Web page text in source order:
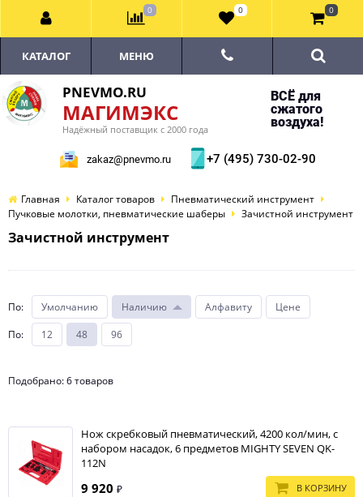
PNEVMO.RU
МАГИМЭКС
Надёжный поставщик с 2000 года
ВСЁ для
сжатого
воздуха!
zakaz@pnevmo.ru +7 (495) 730-02-90
КАТАЛОГ МЕНЮ
Главная Каталог товаров
Пневматический инструмент
Пучковые молотки, пневматические шаберы
Зачистной инструмент
Зачистной инструмент
По: Умолчанию Наличию Алфавиту
Цене
По: 12 48 96
Подобрано: 6 товаров
Нож скребковый пневматический, 4200 кол/мин, с
набором насадок, 6 предметов MIGHTY SEVEN QK-
112N
9 920 ₽ В КОРЗИНУ
0 0 0